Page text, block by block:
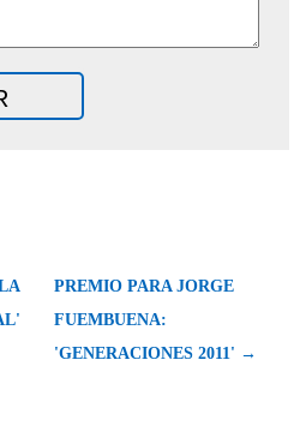
PREMIO PARA JORGE
FUEMBUENA:
'GENERACIONES 2011' →